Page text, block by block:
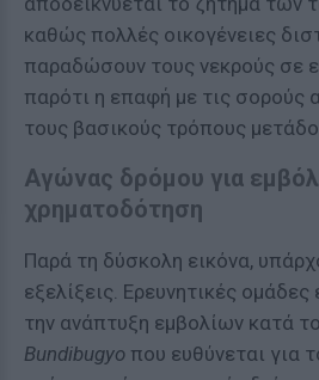
καθώς πολλές οικογένειες
παραδώσουν τους νεκρούς σε
παρότι η επαφή με τις σορούς
τους βασικούς τρόπους
Αγώνας δρόμου για
χρηματοδότηση
Παρά τη δύσκολη εικόνα,
εξελίξεις. Ερευνητικές
την ανάπτυξη εμβολίων κατά
Bundibugyo που ευθύνεται για